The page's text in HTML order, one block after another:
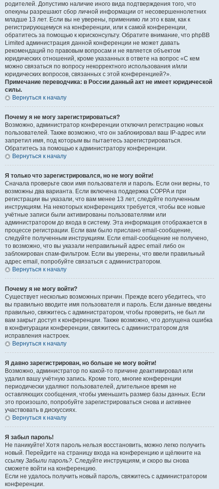
родителей. Допустимо наличие иного вида подтверждения того, что
опекуны разрешают сбор личной информации от несовершеннолетних
младше 13 лет. Если вы не уверены, применимо ли это к вам, как к
регистрирующемуся на конференции, или к самой конференции,
обратитесь за помощью к юрисконсульту. Обратите внимание, что phpBB
Limited администрация данной конференции не может давать
рекомендаций по правовым вопросам и не является объектом
юридических отношений, кроме указанных в ответе на вопрос «С кем
можно связаться по вопросу некорректного использования и/или
юридических вопросов, связанных с этой конференцией?».
Примечание переводчика: в России данный акт не имеет юридической
силы.
Вернуться к началу
Почему я не могу зарегистрироваться?
Возможно, администратор конференции отключил регистрацию новых
пользователей. Также возможно, что он заблокировал ваш IP-адрес или
запретил имя, под которым вы пытаетесь зарегистрироваться.
Обратитесь за помощью к администратору конференции.
Вернуться к началу
Я только что зарегистрировался, но не могу войти!
Сначала проверьте свои имя пользователя и пароль. Если они верны, то
возможны два варианта. Если включена поддержка COPPA и при
регистрации вы указали, что вам менее 13 лет, следуйте полученным
инструкциям. На некоторых конференциях требуется, чтобы все новые
учётные записи были активированы пользователями или
администратором до входа в систему. Эта информация отображается в
процессе регистрации. Если вам было прислано email-сообщение,
следуйте полученным инструкциям. Если email-сообщение не получено,
то возможно, что вы указали неправильный адрес email либо он
заблокирован спам-фильтром. Если вы уверены, что ввели правильный
адрес email, попробуйте связаться с администратором.
Вернуться к началу
Почему я не могу войти?
Существует несколько возможных причин. Прежде всего убедитесь, что
вы правильно вводите имя пользователя и пароль. Если данные введены
правильно, свяжитесь с администратором, чтобы проверить, не был ли
вам закрыт доступ к конференции. Также возможно, что допущена ошибка
в конфигурации конференции, свяжитесь с администратором для
исправления настроек.
Вернуться к началу
Я давно зарегистрирован, но больше не могу войти!
Возможно, администратор по какой-то причине деактивировал или
удалил вашу учётную запись. Кроме того, многие конференции
периодически удаляют пользователей, длительное время не
оставляющих сообщения, чтобы уменьшить размер базы данных. Если
это произошло, попробуйте зарегистрироваться снова и активнее
участвовать в дискуссиях.
Вернуться к началу
Я забыл пароль!
Не паникуйте! Хотя пароль нельзя восстановить, можно легко получить
новый. Перейдите на страницу входа на конференцию и щёлкните на
ссылку Забыли пароль?. Следуйте инструкциям, и скоро вы снова
сможете войти на конференцию.
Если не удалось получить новый пароль, свяжитесь с администратором
конференции.